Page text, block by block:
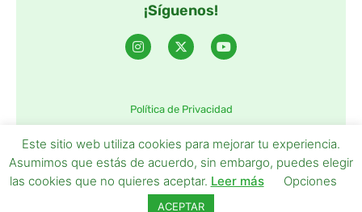
¡Síguenos!
Política de Privacidad
Este sitio web utiliza cookies para mejorar tu experiencia.
Asumimos que estás de acuerdo, sin embargo, puedes elegir
las cookies que no quieres aceptar. Leer más Opciones
ACEPTAR